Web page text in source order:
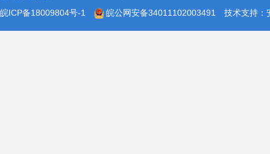
皖ICP备18009804号-1
皖公网安备34011102003491 技术支持：